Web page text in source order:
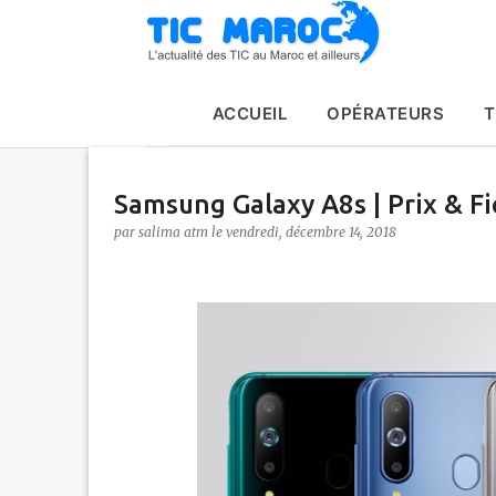
ACCUEIL OPÉRATEURS
Samsung Galaxy A8s | Prix &
par salima atm le vendredi, décembre 14, 2018